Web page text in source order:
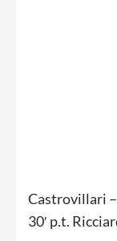
Castrovillari –
30′ p.t.